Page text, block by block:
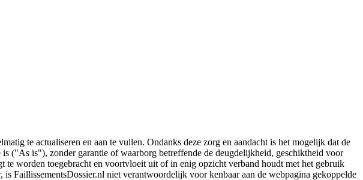
te actualiseren en aan te vullen. Ondanks deze zorg en aandacht is het mogelijk dat de
("As is"), zonder garantie of waarborg betreffende de deugdelijkheid, geschiktheid voor
te worden toegebracht en voortvloeit uit of in enig opzicht verband houdt met het gebruik
FaillissementsDossier.nl niet verantwoordelijk voor kenbaar aan de webpagina gekoppelde